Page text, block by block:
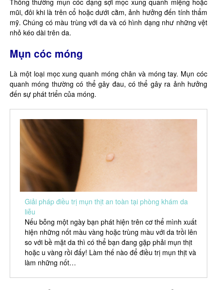
Thông thường mụn cóc dạng sợi mọc xung quanh miệng hoặc
mũi, đôi khi là trên cổ hoặc dưới cằm, ảnh hưởng đến tính thẩm
mỹ. Chúng có màu trùng với da và có hình dạng như những vệt
nhỏ kéo dài trên da.
Mụn cóc móng
Là một loại mọc xung quanh móng chân và móng tay. Mụn cóc
quanh móng thường có thể gây đau, có thể gây ra ảnh hưởng
đến sự phát triển của móng.
Giải pháp điều trị mụn thịt an toàn tại phòng khám da
liễu
Nếu bỗng một ngày bạn phát hiện trên cơ thể mình xuất
hiện những nốt màu vàng hoặc trùng màu với da trồi lên
so với bề mặt da thì có thể bạn đang gặp phải mụn thịt
hoặc u vàng rồi đấy! Làm thế nào để điều trị mụn thịt và
làm những nốt…